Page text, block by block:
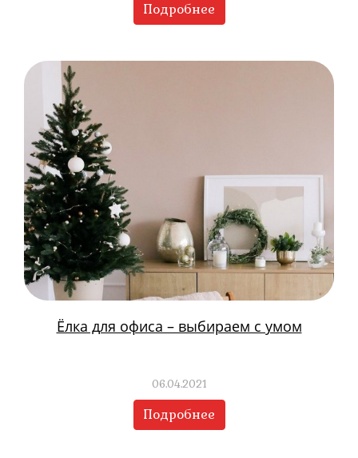
Подробнее
Ёлка для офиса – выбираем с умом
06.04.2021
Подробнее